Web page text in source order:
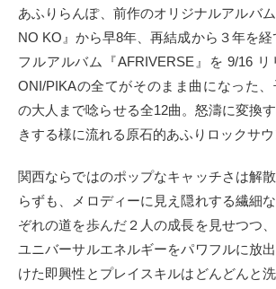
SOCIAL
Twitter
instagram
Tumblr
Soundcloud
to indienative
あふりらんぽ、前作のオリジナルアルバ
NO KO』から早8年、再結成から３年を
フルアルバム『AFRIVERSE』を 9/16
ONI/PIKAの全てがそのまま曲になった
の大人まで唸らせる全12曲。怒濤に変換
きする様に流れる原石的あふりロックサウ
関西ならではのポップなキャッチさは解
らずも、メロディーに見え隠れする繊細
ぞれの道を歩んだ２人の成長を見せつつ
ユニバーサルエネルギーをパワフルに放
けた即興性とプレイスキルはどんどんと